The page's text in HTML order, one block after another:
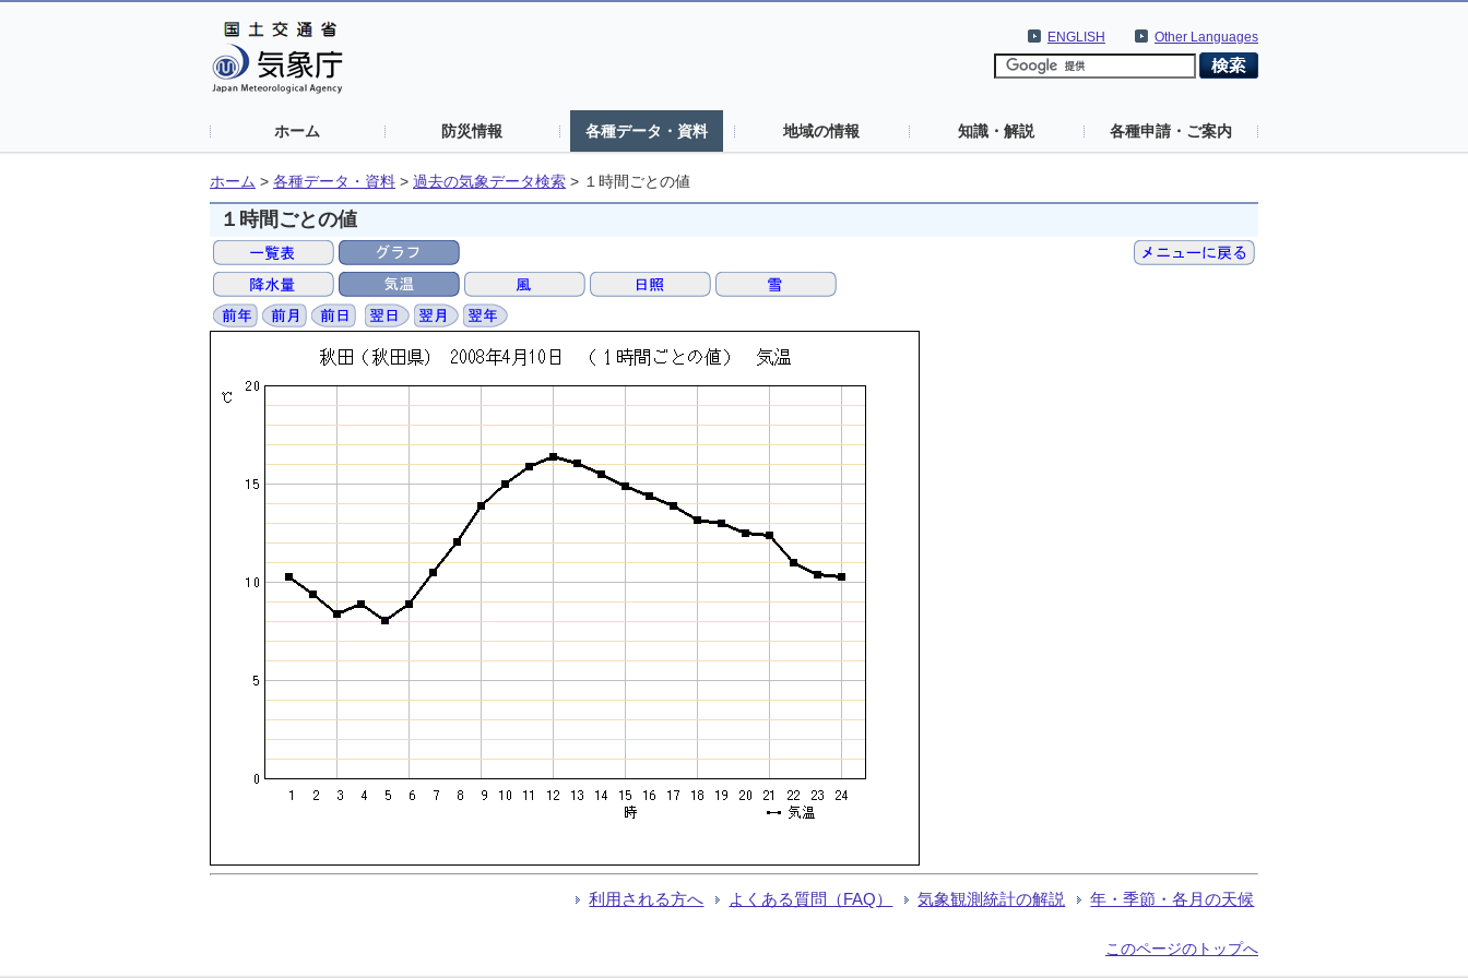
Other Languages
ENGLISH
ホーム 防災情報 各種データ・資料 地域の情報 知識・解説 各種申請・ご案内
ホーム > 各種データ・資料 > 過去の気象データ検索 > １時間ごとの値
１時間ごとの値
利用される方へ よくある質問（FAQ） 気象観測統計の解説 年・季節・各月の天候
このページのトップへ